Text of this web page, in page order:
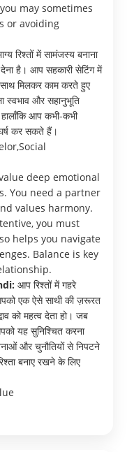
may sometimes
or avoiding
रिश्तों में सामंजस्य बनाना
है। आप सहकारी सेटिंग में
मिलकर काम करते हुए
स्वभाव और सहानुभूति
आप कभी-कभी
कर सकते हैं।
deep emotional
You need a partner
values harmony.
you must
helps you navigate
Balance is key
आप रिश्तों में गहरे
एक ऐसे साथी की ज़रूरत
को महत्व देता हो। जब
यह सुनिश्चित करना
और चुनौतियों से निपटने
बनाए रखने के लिए